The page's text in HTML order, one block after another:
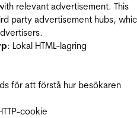
relevant advertisement. This
party advertisement hubs,
: Lokal HTML-lagring
för att förstå hur besökaren
cookie